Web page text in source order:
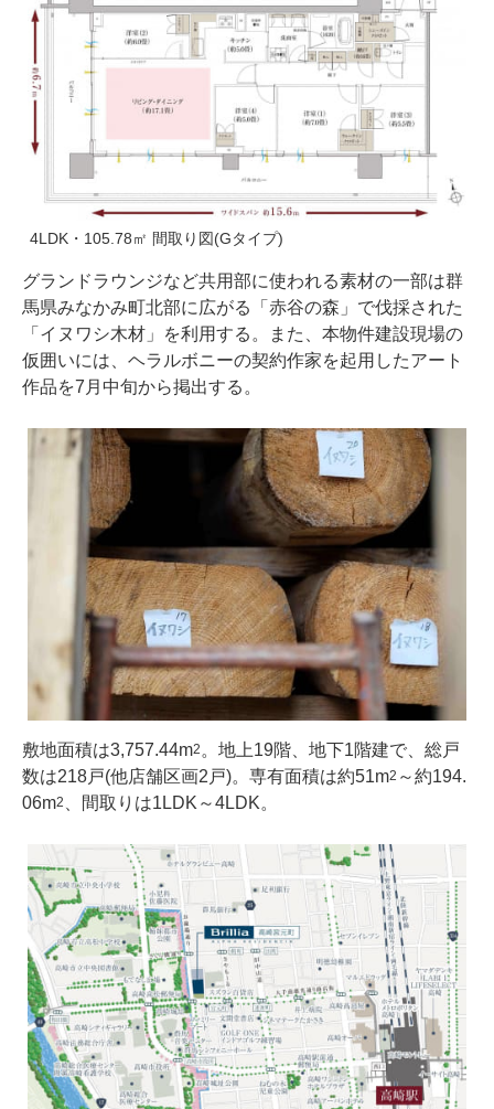
4LDK・105.78㎡ 間取り図(Gタイプ)
グランドラウンジなど共用部に使われる素材の一部は群
馬県みなかみ町北部に広がる「赤谷の森」で伐採された
「イヌワシ木材」を利用する。また、本物件建設現場の
仮囲いには、ヘラルボニーの契約作家を起用したアート
作品を7月中旬から掲出する。
敷地面積は3,757.44m2 。地上19階、地下1階建で、総戸
数は218戸(他店舗区画2戸)。専有面積は約51m2 ～約194.
06m2 、間取りは1LDK～4LDK。